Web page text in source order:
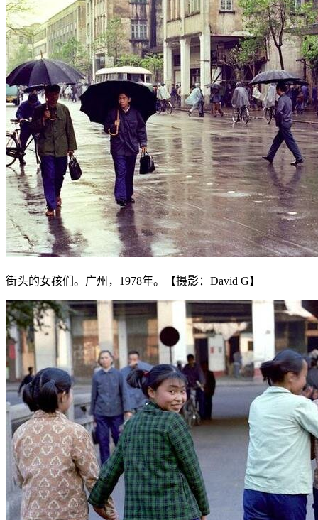
街头的女孩们。广州，1978年。【摄影：David G】